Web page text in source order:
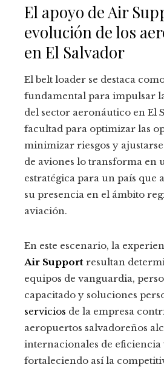
El apoyo de Air
evolución de los
en El Salvador
El belt loader se destaca
fundamental para impulsar
del sector aeronáutico en El
facultad para optimizar las
minimizar riesgos y ajustarse
de aviones lo transforma en
estratégica para un país que
su presencia en el ámbito
aviación.
En este escenario, la
Air Support resultan
equipos de vanguardia,
capacitado y soluciones
servicios de la empresa
aeropuertos salvadoreños
internacionales de eficiencia
fortaleciendo así la